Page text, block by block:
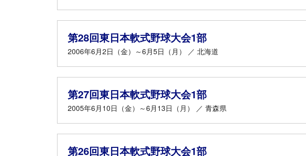
第28回東日本軟式野球大会1部
2006年6月2日（金）～6月5日（月） ／ 北海道
第27回東日本軟式野球大会1部
2005年6月10日（金）～6月13日（月） ／ 青森県
第26回東日本軟式野球大会1部